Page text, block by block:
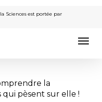
Sciences est portée par
la
qui pèsent sur elle !